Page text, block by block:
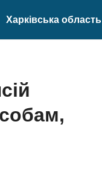
Харківська область